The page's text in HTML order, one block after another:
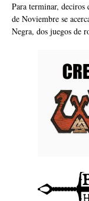
Para terminar, deciros
de Noviembre se
Negra, dos juegos de